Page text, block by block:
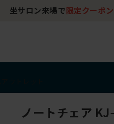
坐サロン来場で 限定クーポン
ノートチェア